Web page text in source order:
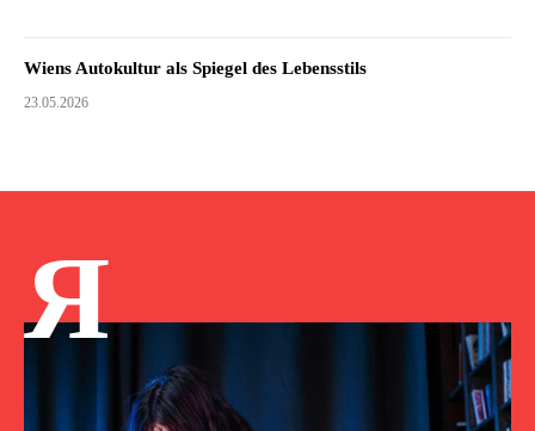
Wiens Autokultur als Spiegel des Lebensstils
23.05.2026
Я